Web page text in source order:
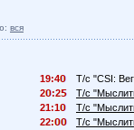
вся
19:4
Т/с "CSI:
2
:2
Т/с
21:1
Т/с
22:
Т/с